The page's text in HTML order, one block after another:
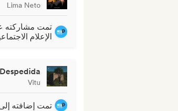
Lima Neto
تمت مشاركته
الإعلام
Despedida
Vitu
تمت إضافته